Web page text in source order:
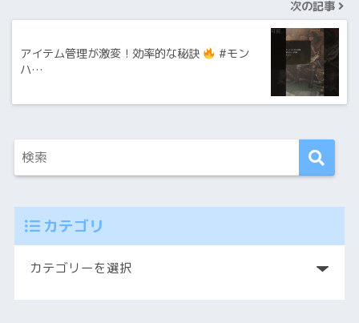
次の記事
アイテム管理が激変！効率的な秘訣
#モン
ハ…
カテゴリ